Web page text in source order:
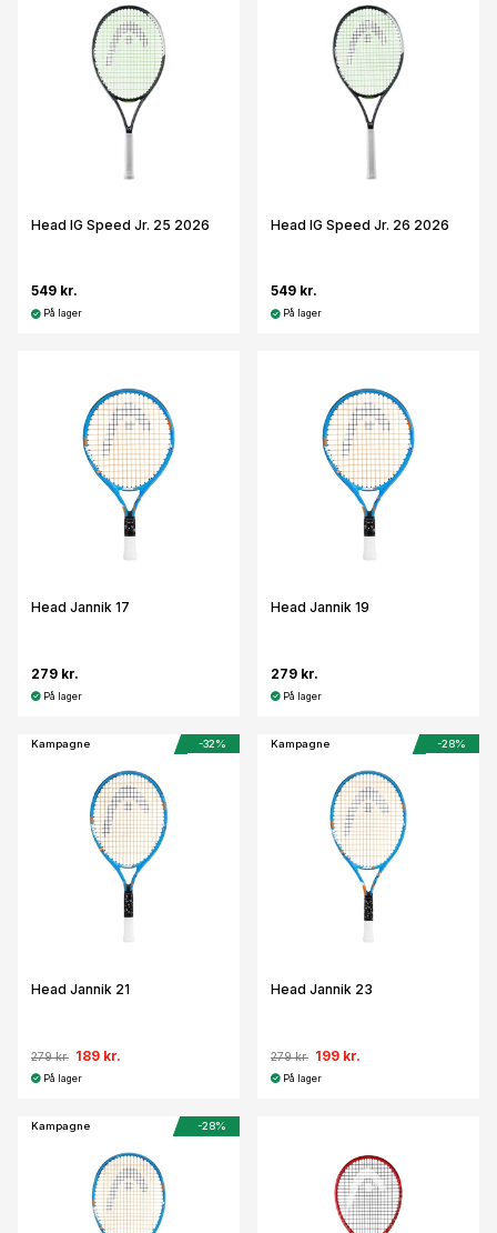
Head IG Speed Jr. 25 2026
549 kr.
På lager
Head IG Speed Jr. 26 2026
549 kr.
På lager
Head Jannik 17
279 kr.
På lager
Head Jannik 19
279 kr.
På lager
Kampagne -32%
Head Jannik 21
279 kr. 189 kr.
På lager
Kampagne -28%
Head Jannik 23
279 kr. 199 kr.
På lager
Kampagne -28%